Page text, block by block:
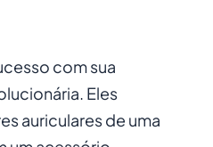
com sua
Eles
auriculares de uma